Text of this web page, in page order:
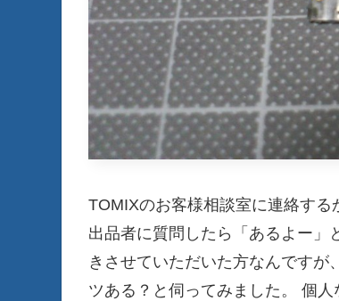
TOMIXのお客様相談室に連絡す
出品者に質問したら「あるよー」
きさせていただいた方なんですが
ツある？と伺ってみました。 個